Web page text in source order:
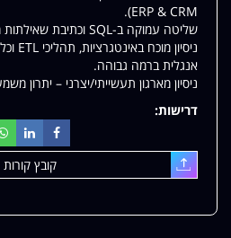
ERP & CRM).
שליטה עמוקה ב-SQL וכתיבת שאילתות מורכבות.
ניסיון מוכח באינטגרציות, תהליכי ETL וכלי אוטומציה.
אנגלית ברמה גבוהה.
ניסיון מארגון תעשייתי/יצרני – יתרון
דרישות:
עלאת
קובץ קורות